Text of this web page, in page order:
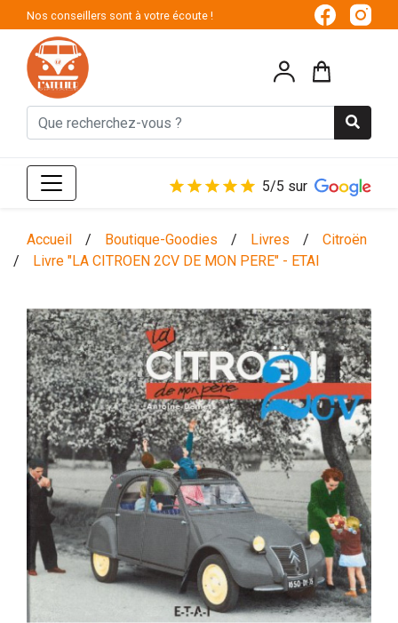
Nos conseillers sont à votre écoute !
5/5 sur
Accueil / Boutique-Goodies / Livres /
Citroën
/
Livre "LA CITROEN 2CV DE MON PERE" - ETAI